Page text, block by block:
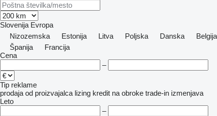
Slovenija Evropa
Nizozemska
Estonija Litva Poljska Danska
Belgija
Španija
Francija
Cena
–
Tip reklame
prodaja od proizvajalca lizing kredit na obroke trade-in izmenjava
Leto
–